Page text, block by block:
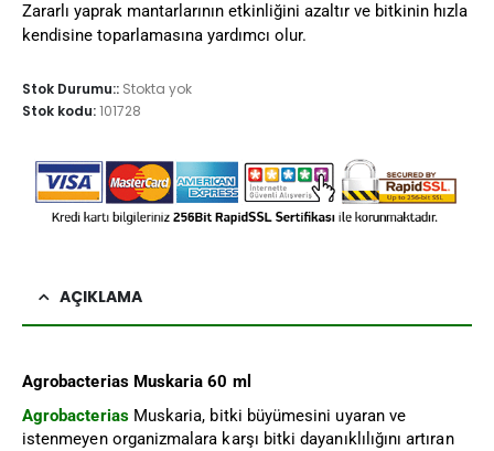
Zararlı yaprak mantarlarının etkinliğini azaltır ve bitkinin hızla
kendisine toparlamasına yardımcı olur.
Stok Durumu:: Stokta yok
Stok kodu:101728
AÇIKLAMA
Agrobacterias Muskaria 60 ml
AgrobacteriasMuskaria, bitki büyümesini uyaran ve
istenmeyen organizmalara karşı bitki dayanıklılığını artıran